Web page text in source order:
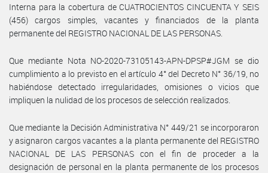
Interna para la cobertura de CUATROCIENTOS CINCUENTA Y SEIS
(456) cargos simples, vacantes y financiados de la planta
permanente del REGISTRO NACIONAL DE LAS PERSONAS.
Que mediante Nota NO-2020-73105143-APN-DPSP#JGM se dio
cumplimiento a lo previsto en el artículo 4° del Decreto N° 36/19, no
habiéndose detectado irregularidades, omisiones o vicios que
impliquen la nulidad de los procesos de selección realizados.
Que mediante la Decisión Administrativa N° 449/21 se incorporaron
y asignaron cargos vacantes a la planta permanente del REGISTRO
NACIONAL DE LAS PERSONAS con el fin de proceder a la
designación de personal en la planta permanente de los procesos